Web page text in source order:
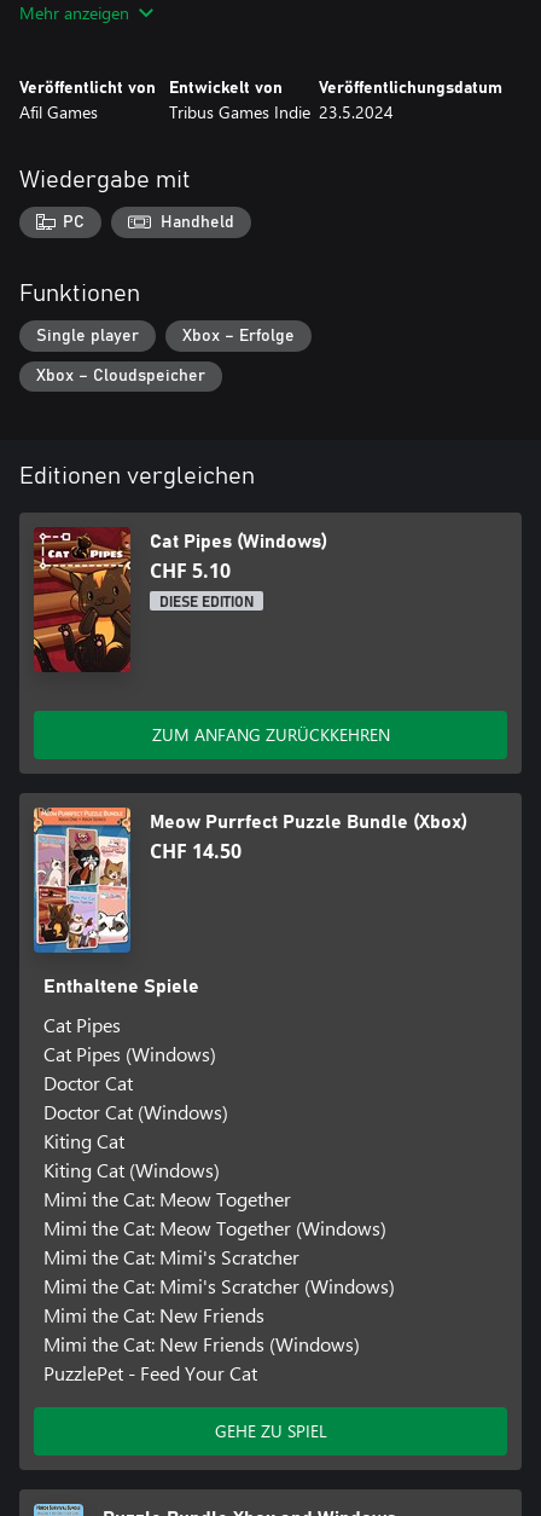
zu erreichen.
entspanne dich in dieser zauberhaften Welt.
Mit 45 einzigartigen Leveln, von denen jedes fesselnder als das
andere ist, wirst du viele Stunden Spaß haben. Cat Pipes ist ein
Spiel, das dich lange Zeit unterhalten wird.
Mehr anzeigen
Veröffentlicht von
Afil Games
Entwickelt von
Tribus Games Indie
Veröffentlichungsdatum
23.5.2024
Wiedergabe mit
PC Handheld
Funktionen
Single player Xbox – Erfolge
Xbox – Cloudspeicher
Editionen vergleichen
Cat Pipes (Windows)
CHF 5.10
DIESE EDITION
ZUM ANFANG ZURÜCKKEHREN
Meow Purrfect Puzzle Bundle (Xbox)
CHF 14.50
Enthaltene Spiele
Cat Pipes
Cat Pipes (Windows)
Doctor Cat
Doctor Cat (Windows)
Kiting Cat
Kiting Cat (Windows)
Mimi the Cat: Meow Together
Mimi the Cat: Meow Together (Windows)
Mimi the Cat: Mimi's Scratcher
Mimi the Cat: Mimi's Scratcher (Windows)
Mimi the Cat: New Friends
Mimi the Cat: New Friends (Windows)
PuzzlePet - Feed Your Cat
GEHE ZU SPIEL